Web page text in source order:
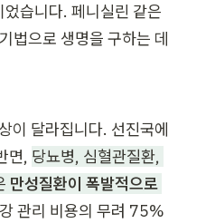
었습니다. 페니실린 같은
법으로 생명을 구하는 데
이 달라집니다. 선진국에
면, 당뇨병, 심혈관질환,
만성질환이 폭발적으로
관리 비용의 무려 75%